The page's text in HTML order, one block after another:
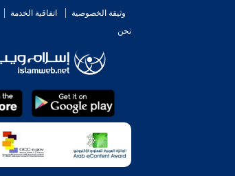
وثيقة الخصوصية اتفاقية الخدمة
نحن